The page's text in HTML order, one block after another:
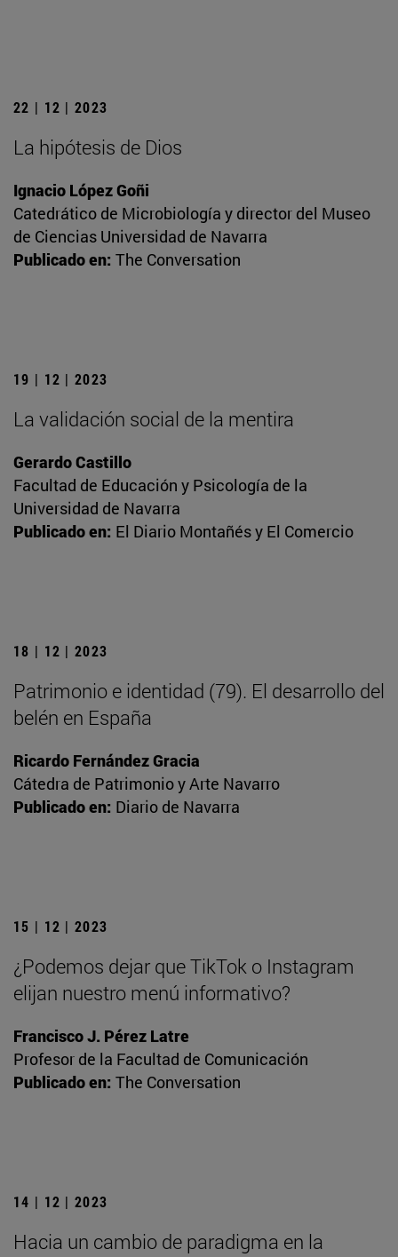
22 | 12 | 2023
La hipótesis de Dios
Ignacio López Goñi
Catedrático de Microbiología y director del Museo
de Ciencias Universidad de Navarra
Publicado en: The Conversation
19 | 12 | 2023
La validación social de la mentira
Gerardo Castillo
Facultad de Educación y Psicología de la
Universidad de Navarra
Publicado en: El Diario Montañés y El Comercio
18 | 12 | 2023
Patrimonio e identidad (79). El desarrollo del
belén en España
Ricardo Fernández Gracia
Cátedra de Patrimonio y Arte Navarro
Publicado en: Diario de Navarra
15 | 12 | 2023
¿Podemos dejar que TikTok o Instagram
elijan nuestro menú informativo?
Francisco J. Pérez Latre
Profesor de la Facultad de Comunicación
Publicado en: The Conversation
14 | 12 | 2023
Hacia un cambio de paradigma en la